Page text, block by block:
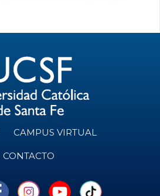
CAMPUS VIRTUAL
CONTACTO